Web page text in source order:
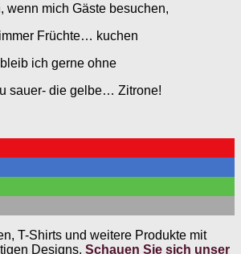
wenn mich Gäste besuchen,
Früchte… kuchen
ich gerne ohne
sauer- die gelbe… Zitrone!
T-Shirts und weitere Produkte mit
Designs. Schauen Sie sich unser